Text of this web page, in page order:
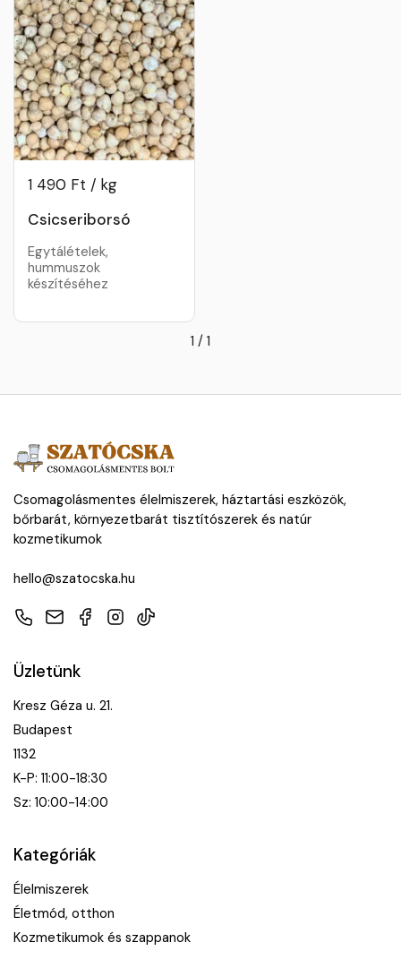
1 490 Ft / kg
Csicseriborsó
Egytálételek,
hummuszok
készítéséhez
1 / 1
Csomagolásmentes élelmiszerek, háztartási eszközök,
bőrbarát, környezetbarát tisztítószerek és natúr
kozmetikumok
hello@szatocska.hu
TelefonE-mailFacebook
Instagram
TikTok
Üzletünk
Kresz Géza u. 21.
Budapest
1132
K-P: 11:00-18:30
Sz: 10:00-14:00
Kategóriák
Élelmiszerek
Életmód, otthon
Kozmetikumok és szappanok